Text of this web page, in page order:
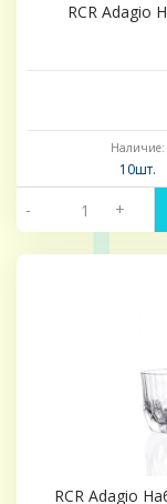
RCR Adagio
Наличие:
10шт.
- +
RCR Adagio